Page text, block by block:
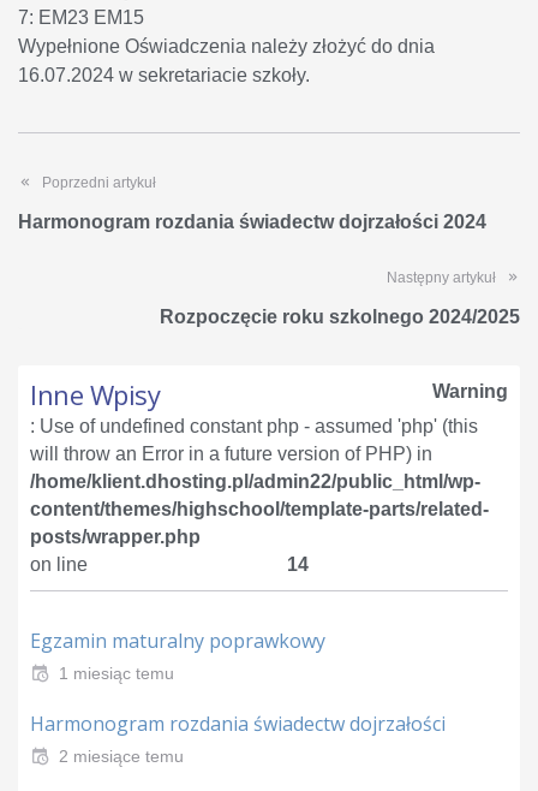
7: EM23 EM15
Wypełnione Oświadczenia należy złożyć do dnia
16.07.2024 w sekretariacie szkoły.
Poprzedni artykuł
Harmonogram rozdania świadectw dojrzałości 2024
Następny artykuł
Rozpoczęcie roku szkolnego 2024/2025
Inne Wpisy
Warning
: Use of undefined constant php - assumed 'php' (this
will throw an Error in a future version of PHP) in
/home/klient.dhosting.pl/admin22/public_html/wp-
content/themes/highschool/template-parts/related-
posts/wrapper.php
on line
14
Egzamin maturalny poprawkowy
1 miesiąc temu
Harmonogram rozdania świadectw dojrzałości
2 miesiące temu